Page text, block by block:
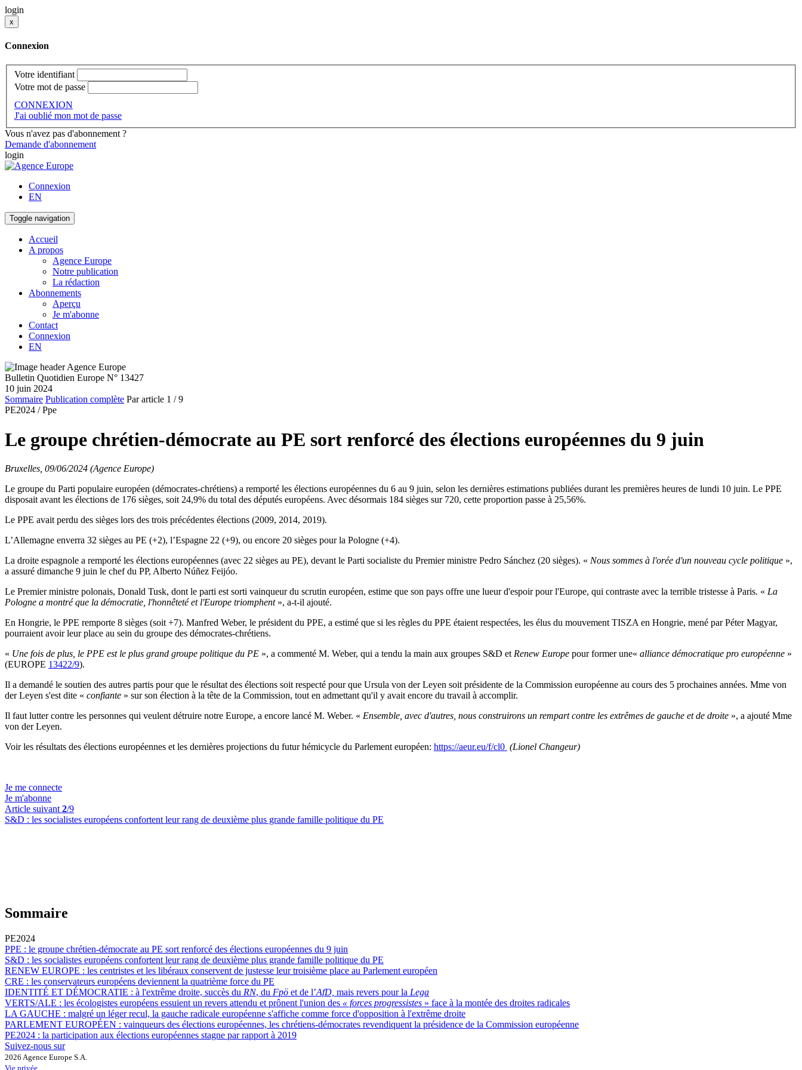
login
x
Connexion
Votre identifiant
Votre mot de passe
CONNEXION
J'ai oublié mon mot de passe
Vous n'avez pas d'abonnement ?
Demande d'abonnement
login
Connexion
EN
Toggle navigation
Accueil
A propos
Agence Europe
Notre publication
La rédaction
Abonnements
Aperçu
Je m'abonne
Contact
Connexion
EN
Bulletin Quotidien Europe N° 13427
10 juin 2024
Sommaire Publication complète Par article 1 / 9
PE2024 / Ppe
Le groupe chrétien-démocrate au PE sort renforcé des élections européennes du 9 juin
Bruxelles, 09/06/2024 (Agence Europe)
Le groupe du Parti populaire européen (démocrates-chrétiens) a remporté les élections européennes du 6 au 9 juin, selon les dernières estimations publiées durant les premières heures de lundi 10 juin. Le PPE
disposait avant les élections de 176 sièges, soit 24,9% du total des députés européens. Avec désormais 184 sièges sur 720, cette proportion passe à 25,56%.
Le PPE avait perdu des sièges lors des trois précédentes élections (2009, 2014, 2019).
L’Allemagne enverra 32 sièges au PE (+2), l’Espagne 22 (+9), ou encore 20 sièges pour la Pologne (+4).
La droite espagnole a remporté les élections européennes (avec 22 sièges au PE), devant le Parti socialiste du Premier ministre Pedro Sánchez (20 sièges). « Nous sommes à l'orée d'un nouveau cycle politique »,
a assuré dimanche 9 juin le chef du PP, Alberto Núñez Feijóo.
Le Premier ministre polonais, Donald Tusk, dont le parti est sorti vainqueur du scrutin européen, estime que son pays offre une lueur d'espoir pour l'Europe, qui contraste avec la terrible tristesse à Paris. « La
Pologne a montré que la démocratie, l'honnêteté et l'Europe triomphent », a-t-il ajouté.
En Hongrie, le PPE remporte 8 sièges (soit +7). Manfred Weber, le président du PPE, a estimé que si les règles du PPE étaient respectées, les élus du mouvement TISZA en Hongrie, mené par Péter Magyar,
pourraient avoir leur place au sein du groupe des démocrates-chrétiens.
« Une fois de plus, le PPE est le plus grand groupe politique du PE », a commenté M. Weber, qui a tendu la main aux groupes S&D et Renew Europe pour former une« alliance démocratique pro européenne »
(EUROPE 13422/9).
Il a demandé le soutien des autres partis pour que le résultat des élections soit respecté pour que Ursula von der Leyen soit présidente de la Commission européenne au cours des 5 prochaines années. Mme von
der Leyen s'est dite « confiante » sur son élection à la tête de la Commission, tout en admettant qu'il y avait encore du travail à accomplir.
Il faut lutter contre les personnes qui veulent détruire notre Europe, a encore lancé M. Weber. « Ensemble, avec d'autres, nous construirons un rempart contre les extrêmes de gauche et de droite », a ajouté Mme
von der Leyen.
Voir les résultats des élections européennes et les dernières projections du futur hémicycle du Parlement européen: https://aeur.eu/f/cl0 (Lionel Changeur)
Je me connecte
Je m'abonne
Article suivant 2/9
S&D : les socialistes européens confortent leur rang de deuxième plus grande famille politique du PE
Sommaire
PE2024
PPE : le groupe chrétien-démocrate au PE sort renforcé des élections européennes du 9 juin
S&D : les socialistes européens confortent leur rang de deuxième plus grande famille politique du PE
RENEW EUROPE : les centristes et les libéraux conservent de justesse leur troisième place au Parlement européen
CRE : les conservateurs européens deviennent la quatrième force du PE
IDENTITÉ ET DÉMOCRATIE : à l'extrême droite, succès du RN, du Fpö et de l’AfD, mais revers pour la Lega
VERTS/ALE : les écologistes européens essuient un revers attendu et prônent l'union des « forces progressistes » face à la montée des droites radicales
LA GAUCHE : malgré un léger recul, la gauche radicale européenne s'affiche comme force d'opposition à l'extrême droite
PARLEMENT EUROPÉEN : vainqueurs des élections européennes, les chrétiens-démocrates revendiquent la présidence de la Commission européenne
PE2024 : la participation aux élections européennes stagne par rapport à 2019
Suivez-nous sur
2026 Agence Europe S.A.
Vie privée